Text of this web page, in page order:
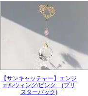
【サンキャッチャー】エンジ
ェルウィング/ピンク (ブリ
スターパック)